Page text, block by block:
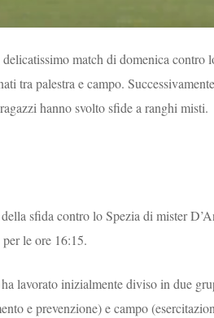
match di domenica contro
tra palestra e campo.
hanno svolto sfide a ranghi misti.
sfida contro lo Spezia di mister
le ore 16:15.
lavorato inizialmente diviso in due
e prevenzione) e campo